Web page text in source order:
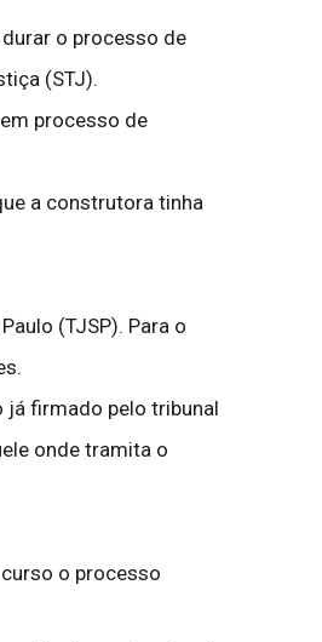
o processo de
(STJ).
processo de
a construtora tinha
(TJSP). Para o
já firmado pelo tribunal
onde tramita o
o processo